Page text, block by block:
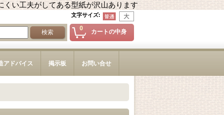
い工夫がしてある型紙が沢山あります
文字サイズ:
0 カートの中身
アドバイス 掲示板 お問い合せ